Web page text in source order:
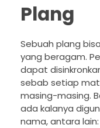
Plang
Sebuah plang
yang beragam.
dapat
sebab setiap
masing-masing.
ada kalanya
nama, antara lain: